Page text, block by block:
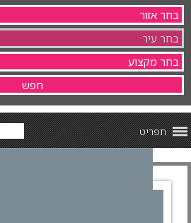
תפריט